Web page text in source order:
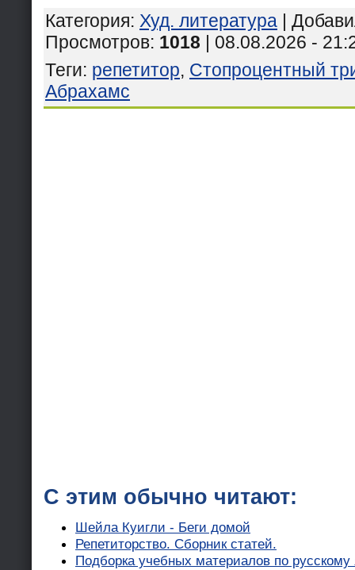
Категория: Худ. литература |
Просмотров: 1018 | 08.08.2026 -
Теги: репетитор, Стопроцентный
Абрахамс
С этим обычно читают:
Шейла Куигли - Беги домой
Репетиторство. Сборник статей.
Подборка учебных материалов по русскому